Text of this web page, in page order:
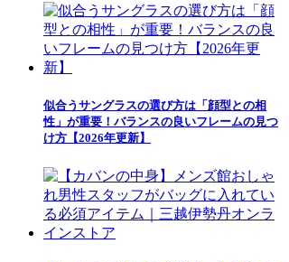
似合うサングラスの選び方は「顔型との相
性」が重要！バランスの良いフレームの見つ
け方【2026年更新】